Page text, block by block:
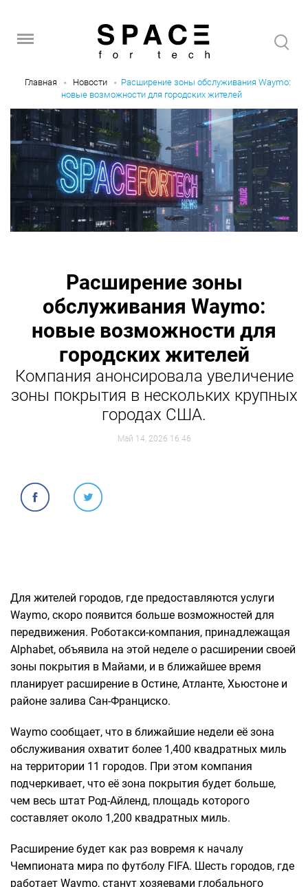
Главная Новости
Расширение зоны обслуживания Waymo:
новые возможности для городских жителей
Расширение зоны
обслуживания Waymo:
новые возможности для
городских жителей
Компания анонсировала увеличение
зоны покрытия в нескольких крупных
городах США.
Май 14, 2026 16:46
Для жителей городов, где предоставляются услуги
Waymo, скоро появится больше возможностей для
передвижения. Роботакси-компания, принадлежащая
Alphabet, объявила на этой неделе о расширении своей
зоны покрытия в Майами, и в ближайшее время
планирует расширение в Остине, Атланте, Хьюстоне и
районе залива Сан-Франциско.
Waymo сообщает, что в ближайшие недели её зона
обслуживания охватит более 1,400 квадратных миль
на территории 11 городов. При этом компания
подчеркивает, что её зона покрытия будет больше,
чем весь штат Род-Айленд, площадь которого
составляет около 1,200 квадратных миль.
Расширение будет как раз вовремя к началу
Чемпионата мира по футболу FIFA. Шесть городов, где
работает Waymo, станут хозяевами глобального